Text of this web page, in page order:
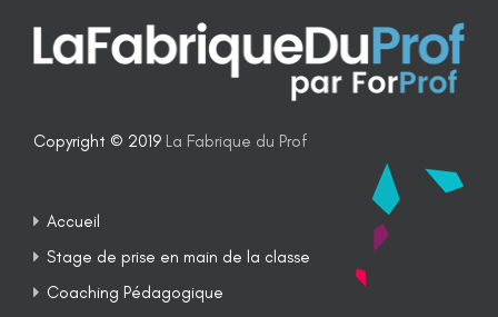
Copyright © 2019 La Fabrique du Prof
Accueil
Stage de prise en main de la classe
Coaching Pédagogique